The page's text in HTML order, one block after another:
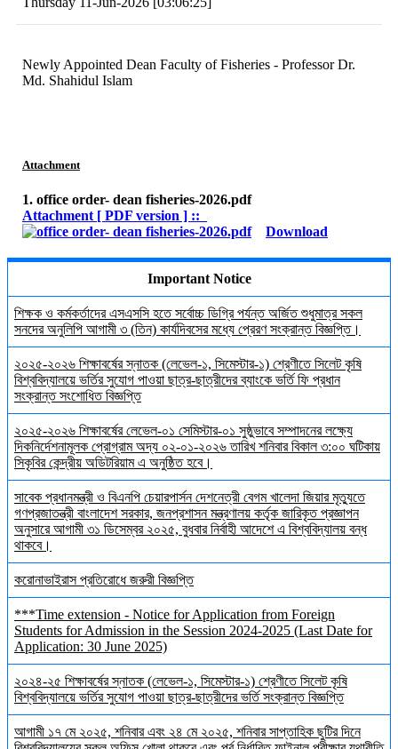
Newly Appointed Dean Faculty of Fisheries - Professor Dr.
Md. Shahidul Islam
Attachment
1. office order- dean fisheries-2026.pdf
Attachment [ PDF version ] ::
Download
Important Notice
শিক্ষক ও কর্মকর্তাদের এসএসসি হতে সর্বোচ্চ ডিগ্রি পর্যন্ত অর্জিত শুধুমাত্র সকল
সনদের অনুলিপি আগামী ৩ (তিন) কার্যদিবসের মধ্যে প্রেরণ সংক্রান্ত বিজ্ঞপ্তি।
২০২৫-২০২৬ শিক্ষাবর্ষের স্নাতক (লেভেল-১, সিমেস্টার-১) শ্রেণীতে সিলেট কৃষি
বিশ্ববিদ্যালয়ে ভর্তির সুযোগ পাওয়া ছাত্র-ছাত্রীদের ব্যাংকে ভর্তি ফি প্রধান
সংক্রান্ত সংশোধিত বিজ্ঞপ্তি
২০২৫-২০২৬ শিক্ষাবর্ষের লেভেল-০১ সেমিস্টার-০১ সুষ্ঠুভাবে সম্পাদনের লক্ষ্যে
দিকনির্দেশনামূলক প্রোগ্রাম অদ্য ০২-০১-২০২৬ তারিখ শনিবার বিকাল ৩:০০ ঘটিকায়
সিকৃবির কেন্দ্রীয় অডিটরিয়াম এ অনুষ্ঠিত হবে।
সাবেক প্রধানমন্ত্রী ও বিএনপি চেয়ারপার্সন দেশনেত্রী বেগম খালেদা জিয়ার মৃত্যুতে
গণপ্রজাতন্ত্রী বাংলাদেশ সরকার, জনপ্রশাসন মন্ত্রণালয় কর্তৃক জারিকৃত প্রজ্ঞাপন
অনুসারে আগামী ৩১ ডিসেম্বর ২০২৫, বুধবার নির্বাহী আদেশে এ বিশ্ববিদ্যালয় বন্ধ
থাকবে।
করোনাভাইরাস প্রতিরোধে জরুরী বিজ্ঞপ্তি
***Time extension - Notice for Application from Foreign
Students for Admission in the Session 2024-2025 (Last Date for
Application: 30 June 2025)
২০২৪-২৫ শিক্ষাবর্ষের স্নাতক (লেভেল-১, সিমেস্টার-১) শ্রেণীতে সিলেট কৃষি
বিশ্ববিদ্যালয়ে ভর্তির সুযোগ পাওয়া ছাত্র-ছাত্রীদের ভর্তি সংক্রান্ত বিজ্ঞপ্তি
আগামী ১৭ মে ২০২৫, শনিবার এবং ২৪ মে ২০২৫, শনিবার সাপ্তাহিক ছুটির দিনে